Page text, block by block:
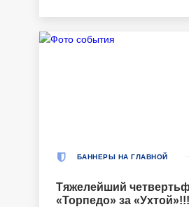
БАННЕРЫ НА ГЛАВНОЙ
Тяжелейший
«Торпедо» за «Ухтой»!!!